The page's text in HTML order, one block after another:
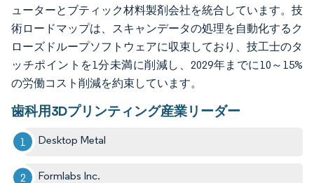
ューターとブティック材料製剤会社を統合しています。技
術ロードマップは、スキャンデータの処理を自動化するク
ローズドループソフトウェアに収束しており、技工士のタ
ッチポイントを1分未満に削減し、2029年までに10～15%
の労働コスト削減を約束しています。
歯科用3Dプリンティング産業リーダー
Desktop Metal
Formlabs Inc.